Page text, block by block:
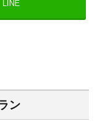
LINE
ン